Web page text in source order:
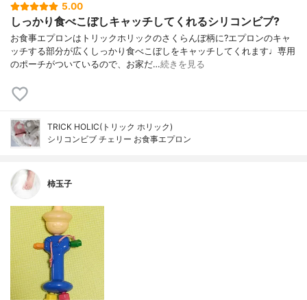
5.00
しっかり食べこぼしキャッチしてくれるシリコンビブ?
お食事エプロンはトリックホリックのさくらんぼ柄に?エプロンのキャ
ッチする部分が広くしっかり食べこぼしをキャッチしてくれます♩専用
のポーチがついているので、お家だ…続きを見る
TRICK HOLIC(トリック ホリック)
シリコンビブ チェリー お食事エプロン
柿玉子